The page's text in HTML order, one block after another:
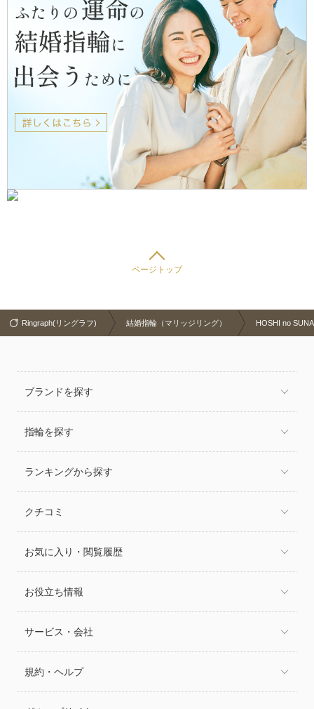
ページトップ
Ringraph(リングラフ) 結婚指輪（マリッジリング） HOSHI no
ブランドを探す
指輪を探す
ランキングから探す
クチコミ
お気に入り・閲覧履歴
お役立ち情報
サービス・会社
規約・ヘルプ